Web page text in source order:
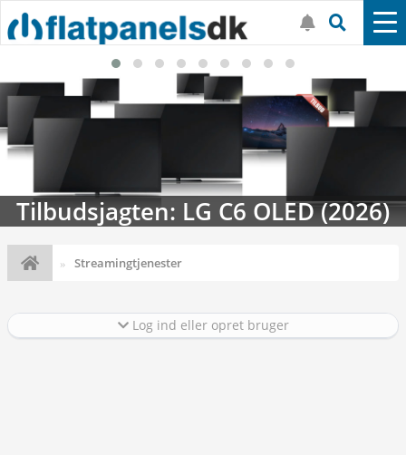
Streaming-kalenderen: Nyt i august
Streamingtjenester
Log ind eller opret bruger